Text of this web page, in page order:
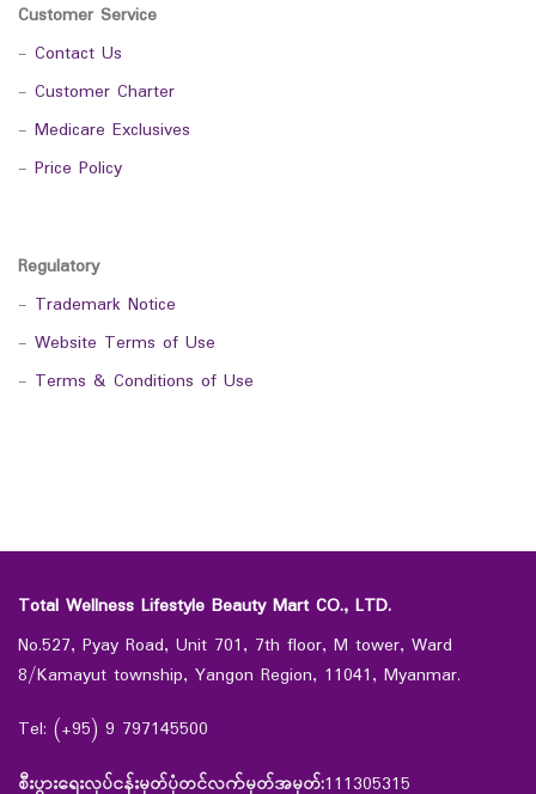
Customer Service
- Contact Us
- Customer Charter
- Medicare Exclusives
- Price Policy
Regulatory
- Trademark Notice
- Website Terms of Use
- Terms & Conditions of Use
Total Wellness Lifestyle Beauty Mart CO., LTD.
No.527, Pyay Road, Unit 701, 7th floor, M tower, Ward
8/Kamayut township, Yangon Region, 11041, Myanmar.
Tel: (+95) 9 797145500
စီးပွားရေးလုပ်ငန်းမှတ်ပုံတင်လက်မှတ်အမှတ်:111305315